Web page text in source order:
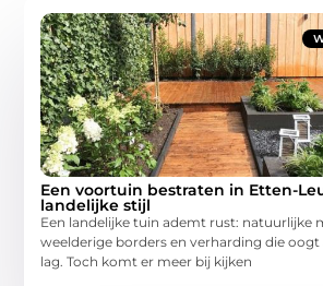
Een voortuin bestraten in Etten-
landelijke stijl
Een landelijke tuin ademt rust: natuurlijke
weelderige borders en verharding die oogt
lag. Toch komt er meer bij kijken